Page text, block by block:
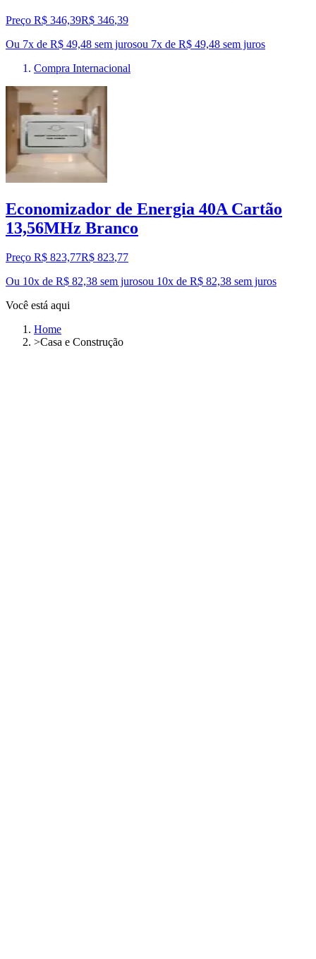
Preço R$ 346,39R$ 346,39
Ou 7x de R$ 49,48 sem jurosou 7x de R$ 49,48 sem juros
Compra Internacional
Economizador de Energia 40A Cartão
13,56MHz Branco
Preço R$ 823,77R$ 823,77
Ou 10x de R$ 82,38 sem jurosou 10x de R$ 82,38 sem juros
Você está aqui
Home
>Casa e Construção